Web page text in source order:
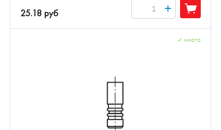
25.18 руб +
много